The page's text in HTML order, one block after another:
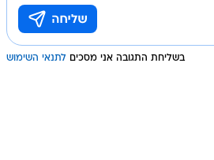
בשליחת התגובה אני מסכים לתנאי השימוש